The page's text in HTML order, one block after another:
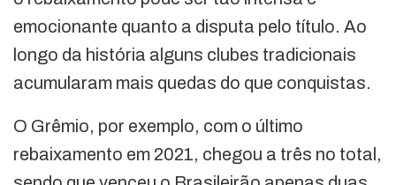
emocionante quanto a disputa pelo título. Ao
longo da história alguns clubes tradicionais
acumularam mais quedas do que conquistas.
O Grêmio, por exemplo, com o último
rebaixamento em 2021, chegou a três no total,